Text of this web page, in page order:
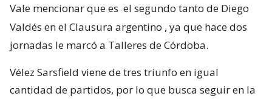
Vale mencionar que es el segundo tanto de Diego
Valdés en el Clausura argentino , ya que hace dos
jornadas le marcó a Talleres de Córdoba.
Vélez Sarsfield viene de tres triunfo en igual
cantidad de partidos, por lo que busca seguir en la